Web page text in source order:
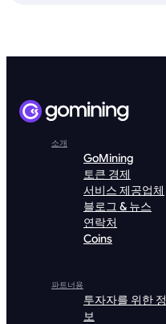
소개
GoMining
토큰 경제
서비스 제공업체
블로그 & 뉴스
연락처
Coins
파트너용
투자자를 위한 정
보